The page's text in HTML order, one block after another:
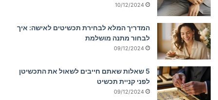
10/12/2024
המדריך המלא לבחירת תכשיטים לאישה: איך
לבחור מתנה מושלמת
09/12/2024
5 שאלות שאתם חייבים לשאול את התכשיטן
לפני קניית תכשיט
09/12/2024